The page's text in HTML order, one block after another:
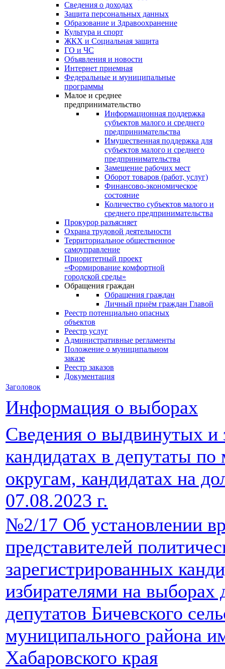
Сведения о доходах
Защита персональных данных
Образование и Здравоохранение
Культура и спорт
ЖКХ и Социальная защита
ГО и ЧС
Объявления и новости
Интернет приемная
Федеральные и муниципальные
программы
Малое и среднее
предпринимательство
Информационная поддержка
субъектов малого и среднего
предпринимательства
Имущественная поддержка для
субъектов малого и среднего
предпринимательства
Замещение рабочих мест
Оборот товаров (работ, услуг)
Финансово-экономическое
состояние
Количество субъектов малого и
среднего предпринимательства
Прокурор разъясняет
Охрана трудовой деятельности
Территориальное общественное
самоуправление
Приоритетный проект
«Формирование комфортной
городской среды»
Обращения граждан
Обращения граждан
Личный приём граждан Главой
Реестр потенциально опасных
объектов
Реестр услуг
Административные регламенты
Положение о муниципальном
заказе
Реестр заказов
Документация
Заголовок
Информация о выборах
Сведения о выдвинутых и
кандидатах в депутаты
округам, кандидатах на
07.08.2023 г.
№2/17 Об установлении
представителей
зарегистрированных
избирателями на выборах
депутатов Бичевского
муниципального района
Хабаровского края